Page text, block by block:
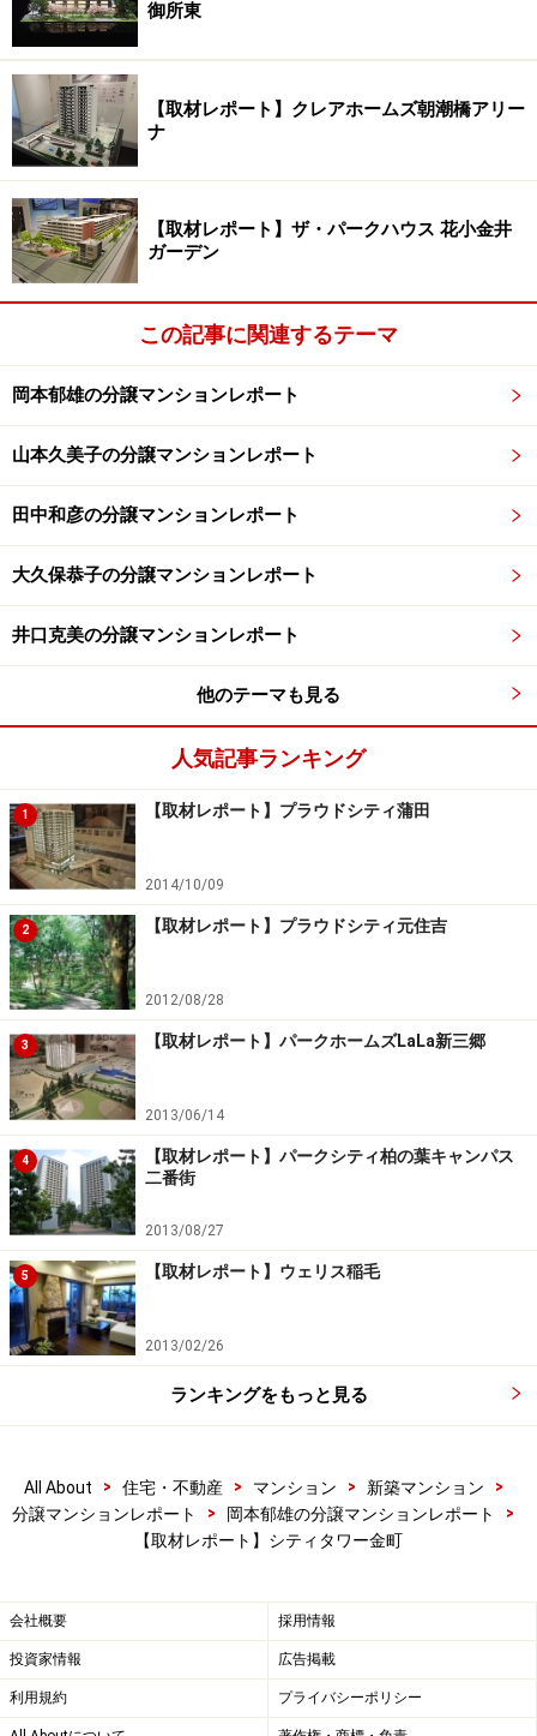
が整備されます。
シティタワー金町の完成予想模型。約3800平米の緑が整備さ
れる
がります。南側も遮るものがなく、通風・採光を享受で
きる住環境です。レジデンス棟は、全戸南向き。タワー
棟の住戸は、南・東・西向きの設定で北向住戸がなく、
居住性を高めています。
次のページでは、さらにシティタワー金町の商品企画を
紹介します。
※記事内容は執筆時点のものです。最新の内容をご確認くださ
御所東
【取材レポート】クレアホームズ朝潮橋アリー
ナ
【取材レポート】ザ・パークハウス 花小金井
ガーデン
この記事に関連するテーマ
岡本郁雄の分譲マンションレポート
山本久美子の分譲マンションレポート
田中和彦の分譲マンションレポート
大久保恭子の分譲マンションレポート
井口克美の分譲マンションレポート
他のテーマも見る
人気記事ランキング
1 【取材レポート】プラウドシティ蒲田
2014/10/09
2 【取材レポート】プラウドシティ元住吉
2012/08/28
3 【取材レポート】パークホームズLaLa新三郷
2013/06/14
4
【取材レポート】パークシティ柏の葉キャンパス
二番街
2013/08/27
5 【取材レポート】ウェリス稲毛
2013/02/26
ランキングをもっと見る
All About > 住宅・不動産 > マンション > 新築マンション
>
分譲マンションレポート
> 岡本郁雄の分譲マンションレポート
>
【取材レポート】シティタワー金町
会社概要 採用情報
投資家情報 広告掲載
利用規約 プライバシーポリシー